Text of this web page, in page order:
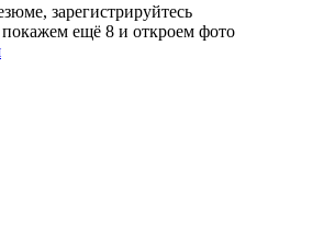
зарегистрируйтесь
ещё 8 и откроем фото